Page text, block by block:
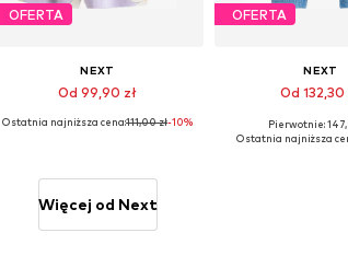
OFERTA
NEXT
Od 99,90 zł
Dostępne w różnych rozmiarach
Ostatnia najniższa cena:111,00 zł-10%
OFERTA
NEXT
Od 132,30
Pierwotnie:
Ostatnia najniższa
Więcej od Next